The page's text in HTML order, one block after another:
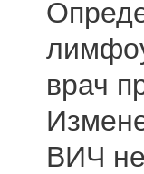
врач
ВИЧ